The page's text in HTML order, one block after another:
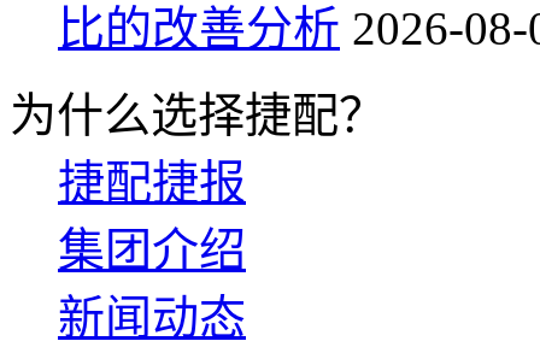
比的改善分析 2026-
为什么选择捷配？
捷配捷报
集团介绍
新闻动态